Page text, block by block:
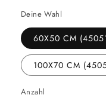
Deine Wahl
60X50 CM
100X70 CM
Anzahl